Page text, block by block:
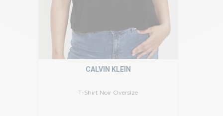
T-Shirt Noir Oversize
CALVIN KLEIN